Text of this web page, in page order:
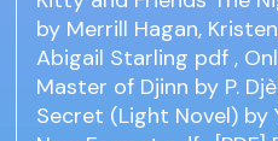
by Merrill Hagan,
Abigail Starling pdf ,
Master of Djinn by P.
Secret (Light Novel) by